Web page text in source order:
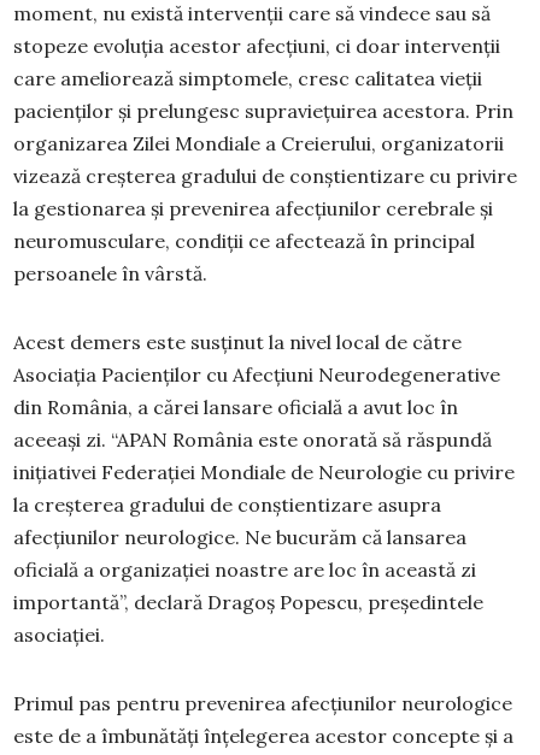
moment, nu există intervenții care să vindece sau să
stopeze evoluția acestor afecțiuni, ci doar intervenții
care ameliorează simptomele, cresc calitatea vieții
pacienților și prelungesc supraviețuirea acestora. Prin
organizarea Zilei Mondiale a Creierului, organizatorii
vizează creșterea gradului de conștientizare cu privire
la gestionarea și prevenirea afecțiunilor cerebrale și
neuromusculare, condiții ce afectează în principal
persoanele în vârstă.
Acest demers este susținut la nivel local de către
Asociația Pacienților cu Afecțiuni Neurodegenerative
din România, a cărei lansare oficială a avut loc în
aceeași zi. “APAN România este onorată să răspundă
inițiativei Federației Mondiale de Neurologie cu privire
la creșterea gradului de conștientizare asupra
afecțiunilor neurologice. Ne bucurăm că lansarea
oficială a organizației noastre are loc în această zi
importantă”, declară Dragoș Popescu, președintele
asociației.
Primul pas pentru prevenirea afecțiunilor neurologice
este de a îmbunătăți înțelegerea acestor concepte și a